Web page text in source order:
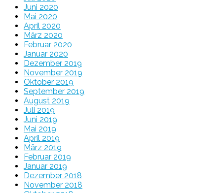
Juni 2020
Mai 2020
April 2020
März 2020
Februar 2020
Januar 2020
Dezember 2019
November 2019
Oktober 2019
September 2019
August 2019
Juli 2019
Juni 2019
Mai 2019
April 2019
März 2019
Februar 2019
Januar 2019
Dezember 2018
November 2018